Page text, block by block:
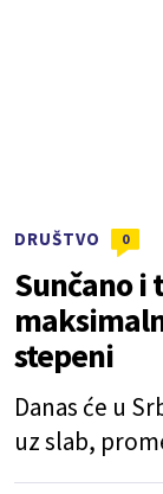
DRUŠTVO 0
Sunčano i
stepeni
Danas će u
uz slab,